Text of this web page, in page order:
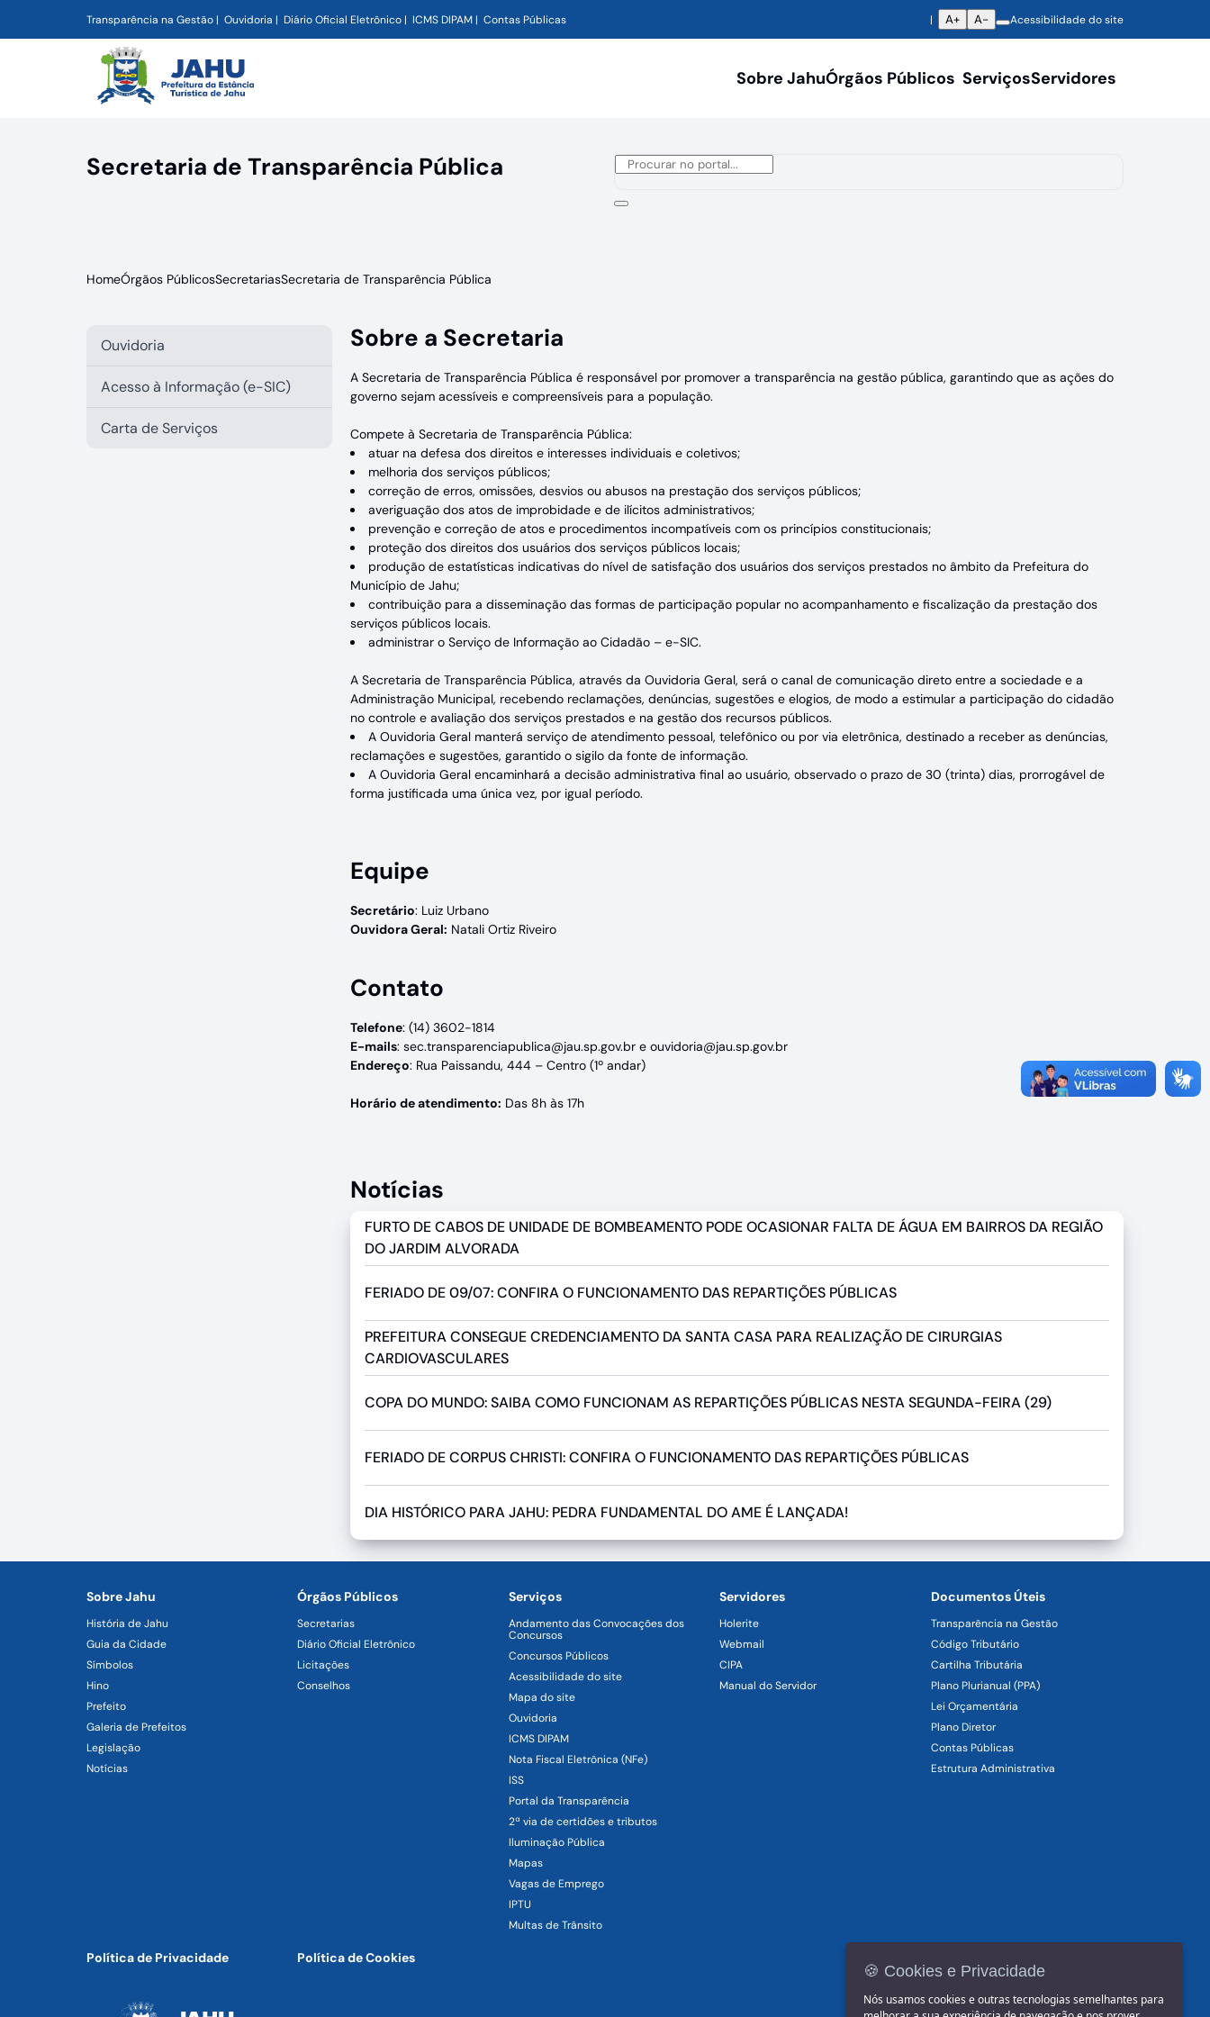
Transparência na Gestão Ouvidoria Diário Oficial Eletrônico ICMS DIPAM Contas Públicas A+ A- Acessibilidade do site
Sobre JahuÓrgãos Públicos ServiçosServidores
Secretaria de Transparência Pública
HomeÓrgãos PúblicosSecretariasSecretaria de Transparência Pública
Ouvidoria
Acesso à Informação (e-SIC)
Carta de Serviços
Sobre a Secretaria
A Secretaria de Transparência Pública é responsável por promover a transparência na gestão pública, garantindo que as ações do
governo sejam acessíveis e compreensíveis para a população.
Compete à Secretaria de Transparência Pública:
atuar na defesa dos direitos e interesses individuais e coletivos;
melhoria dos serviços públicos;
correção de erros, omissões, desvios ou abusos na prestação dos serviços públicos;
averiguação dos atos de improbidade e de ilícitos administrativos;
prevenção e correção de atos e procedimentos incompatíveis com os princípios constitucionais;
proteção dos direitos dos usuários dos serviços públicos locais;
produção de estatísticas indicativas do nível de satisfação dos usuários dos serviços prestados no âmbito da Prefeitura do
Município de Jahu;
contribuição para a disseminação das formas de participação popular no acompanhamento e fiscalização da prestação dos
serviços públicos locais.
administrar o Serviço de Informação ao Cidadão – e-SIC.
A Secretaria de Transparência Pública, através da Ouvidoria Geral, será o canal de comunicação direto entre a sociedade e a
Administração Municipal, recebendo reclamações, denúncias, sugestões e elogios, de modo a estimular a participação do cidadão
no controle e avaliação dos serviços prestados e na gestão dos recursos públicos.
A Ouvidoria Geral manterá serviço de atendimento pessoal, telefônico ou por via eletrônica, destinado a receber as denúncias,
reclamações e sugestões, garantido o sigilo da fonte de informação.
A Ouvidoria Geral encaminhará a decisão administrativa final ao usuário, observado o prazo de 30 (trinta) dias, prorrogável de
forma justificada uma única vez, por igual período.
Equipe
Secretário: Luiz Urbano
Ouvidora Geral: Natali Ortiz Riveiro
Contato
Telefone: (14) 3602-1814
E-mails: sec.transparenciapublica@jau.sp.gov.br e ouvidoria@jau.sp.gov.br
Endereço: Rua Paissandu, 444 – Centro (1º andar)
Horário de atendimento: Das 8h às 17h
Notícias
FURTO DE CABOS DE UNIDADE DE BOMBEAMENTO PODE OCASIONAR FALTA DE ÁGUA EM BAIRROS DA REGIÃO
DO JARDIM ALVORADA
FERIADO DE 09/07: CONFIRA O FUNCIONAMENTO DAS REPARTIÇÕES PÚBLICAS
PREFEITURA CONSEGUE CREDENCIAMENTO DA SANTA CASA PARA REALIZAÇÃO DE CIRURGIAS
CARDIOVASCULARES
COPA DO MUNDO: SAIBA COMO FUNCIONAM AS REPARTIÇÕES PÚBLICAS NESTA SEGUNDA-FEIRA (29)
FERIADO DE CORPUS CHRISTI: CONFIRA O FUNCIONAMENTO DAS REPARTIÇÕES PÚBLICAS
DIA HISTÓRICO PARA JAHU: PEDRA FUNDAMENTAL DO AME É LANÇADA!
Sobre Jahu
História de Jahu
Guia da Cidade
Símbolos
Hino
Prefeito
Galeria de Prefeitos
Legislação
Notícias
Órgãos Públicos
Secretarias
Diário Oficial Eletrônico
Licitações
Conselhos
Serviços
Andamento das Convocações dos
Concursos
Concursos Públicos
Acessibilidade do site
Mapa do site
Ouvidoria
ICMS DIPAM
Nota Fiscal Eletrônica (NFe)
ISS
Portal da Transparência
2ª via de certidões e tributos
Iluminação Pública
Mapas
Vagas de Emprego
IPTU
Multas de Trânsito
Servidores
Holerite
Webmail
CIPA
Manual do Servidor
Documentos Úteis
Transparência na Gestão
Código Tributário
Cartilha Tributária
Plano Plurianual (PPA)
Lei Orçamentária
Plano Diretor
Contas Públicas
Estrutura Administrativa
Política de Privacidade Política de Cookies
🍪 Cookies e Privacidade
Nós usamos cookies e outras tecnologias semelhantes para